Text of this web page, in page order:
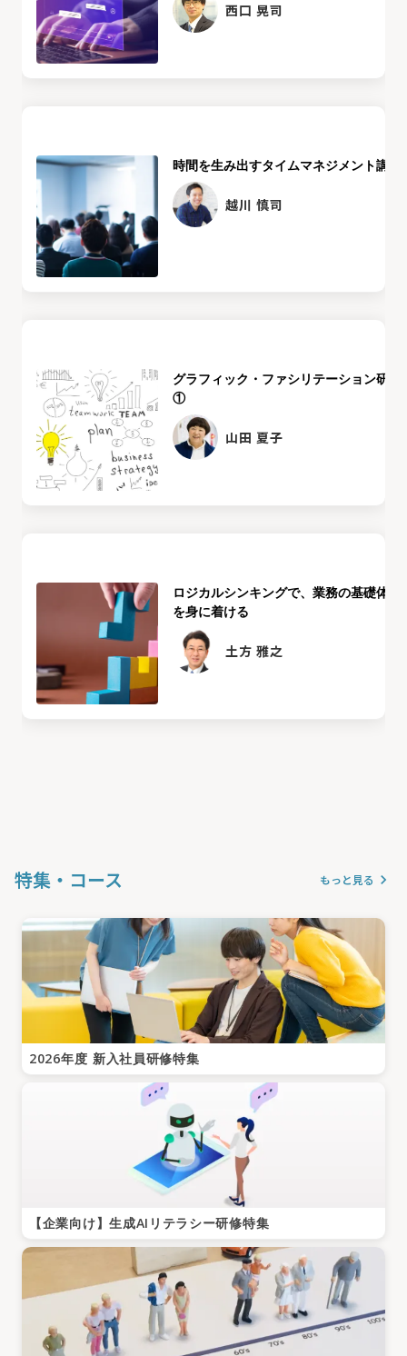
西口 晃司
時間を生み出すタイムマネジメント講座
越川 慎司
グラフィック・ファシリテーション研修
①
山田 夏子
ロジカルシンキングで、業務の基礎体力
を身に着ける
土方 雅之
特集・コース もっと見る keyboard_arrow_right
2026年度 新入社員研修特集
【企業向け】生成AIリテラシー研修特集